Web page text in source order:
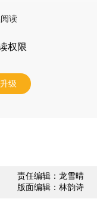
读
权限
级
责任编辑：龙雪晴
版面编辑：林韵诗